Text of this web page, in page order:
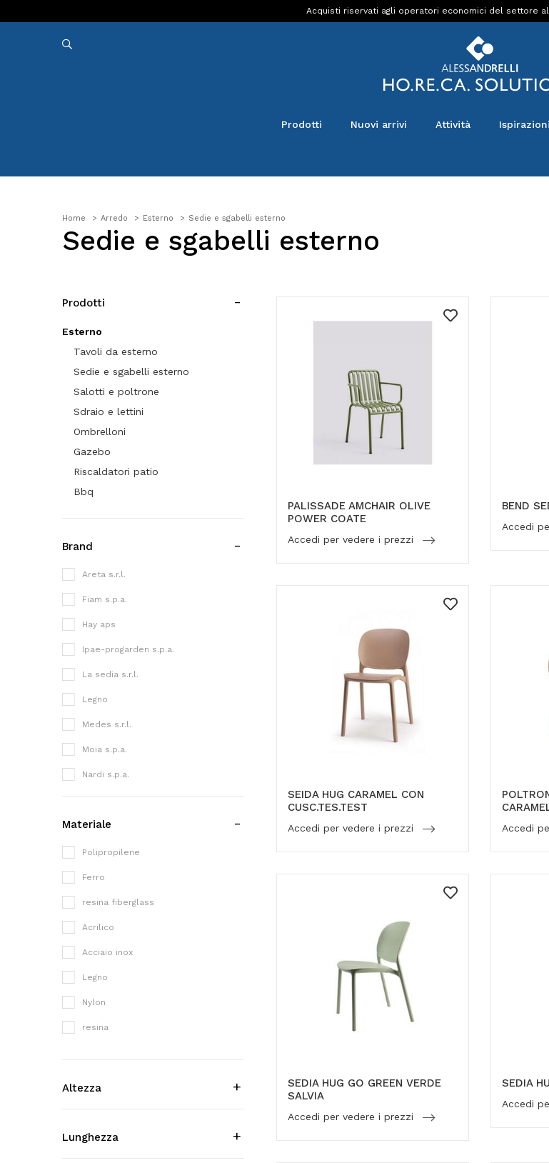
Acquisti riservati agli operatori economici del settore
Prodotti Nuovi arrivi Attività Ispirazioni
Home Arredo Esterno Sedie e sgabelli esterno
Sedie e sgabelli esterno
Prodotti
Esterno
Tavoli da esterno
Sedie e sgabelli esterno
Salotti e poltrone
Sdraio e lettini
Ombrelloni
Gazebo
Riscaldatori patio
Bbq
Brand
Areta s.r.l.
Fiam s.p.a.
Hay aps
Ipae-progarden s.p.a.
La sedia s.r.l.
Legno
Medes s.r.l.
Moia s.p.a.
Nardi s.p.a.
Scab giardino s.p.a.
Talenti s.r.l.
Vacchetti giuseppe s.p.a.
Vermobil style s.r.l.
Materiale
Polipropilene
Ferro
resina fiberglass
Acrilico
Acciaio inox
Legno
Nylon
resina
Altezza
Lunghezza
PALISSADE AMCHAIR OLIVE
POWER COATE
Accedi per vedere i prezzi
BEND
Accedi
SEIDA HUG CARAMEL CON
CUSC.TES.TEST
Accedi per vedere i prezzi Accedi
SEDIA HUG GO GREEN VERDE
SALVIA
Accedi per vedere i prezzi
SEDIA
Accedi